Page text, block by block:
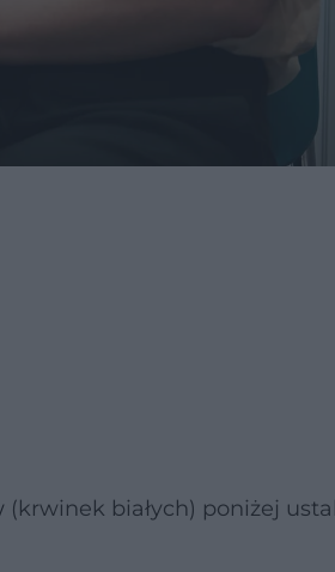
(krwinek białych) poniżej